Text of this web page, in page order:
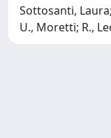
Sottosanti,
U., Moretti; R.,